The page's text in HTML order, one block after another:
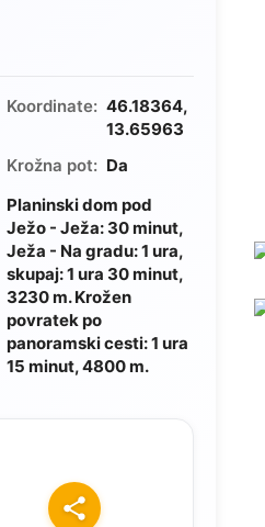
Koordinate: 46.18364,
13.65963
Krožna pot: Da
Planinski dom pod
Ježo - Ježa: 30 minut,
Ježa - Na gradu: 1 ura,
skupaj: 1 ura 30 minut,
3230 m. Krožen
povratek po
panoramski cesti: 1 ura
15 minut, 4800 m.